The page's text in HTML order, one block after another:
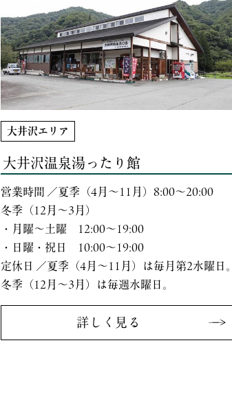
大井沢エリア
大井沢温泉湯ったり館
営業時間 ／夏季（4月～11月）8:00～20:00
冬季（12月～3月）
・月曜～土曜 12:00～19:00
・日曜・祝日 10:00～19:00
定休日 ／夏季（4月～11月）は毎月第2水曜日。
冬季（12月～3月）は毎週水曜日。
詳しく見る